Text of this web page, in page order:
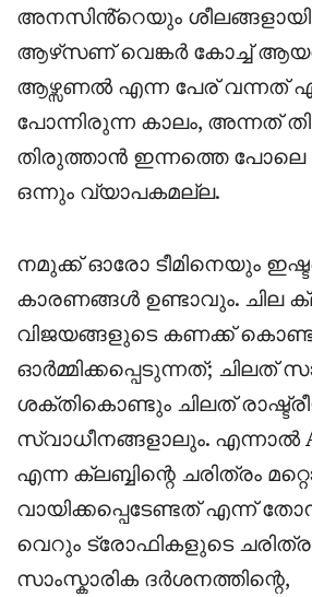
അനസിൻ്റെയും
ആഴ്‌സണ് വെങ്കർ കോച്ച്
ആഴ്സണൽ എന്ന പേര് വന്നത് എന്ന്
പോന്നിരുന്ന കാലം, അന്നത്
തിരുത്താൻ ഇന്നത്തെ പോലെ
ഒന്നും വ്യാപകമല്ല.
നമുക്ക് ഓരോ ടീമിനെയും
കാരണങ്ങൾ ഉണ്ടാവും. ചില
വിജയങ്ങളുടെ കണക്ക്
ഓർമ്മിക്കപ്പെടുന്നത്; ചിലത്
ശക്തികൊണ്ടും ചിലത്
സ്വാധീനങ്ങളാലും. എന്നാൽ
എന്ന ക്ലബ്ബിന്റെ ചരിത്രം
വായിക്കപ്പെടേണ്ടത് എന്ന്
വെറും ട്രോഫികളുടെ
സാംസ്കാരിക ദർശനത്തിന്റെ,